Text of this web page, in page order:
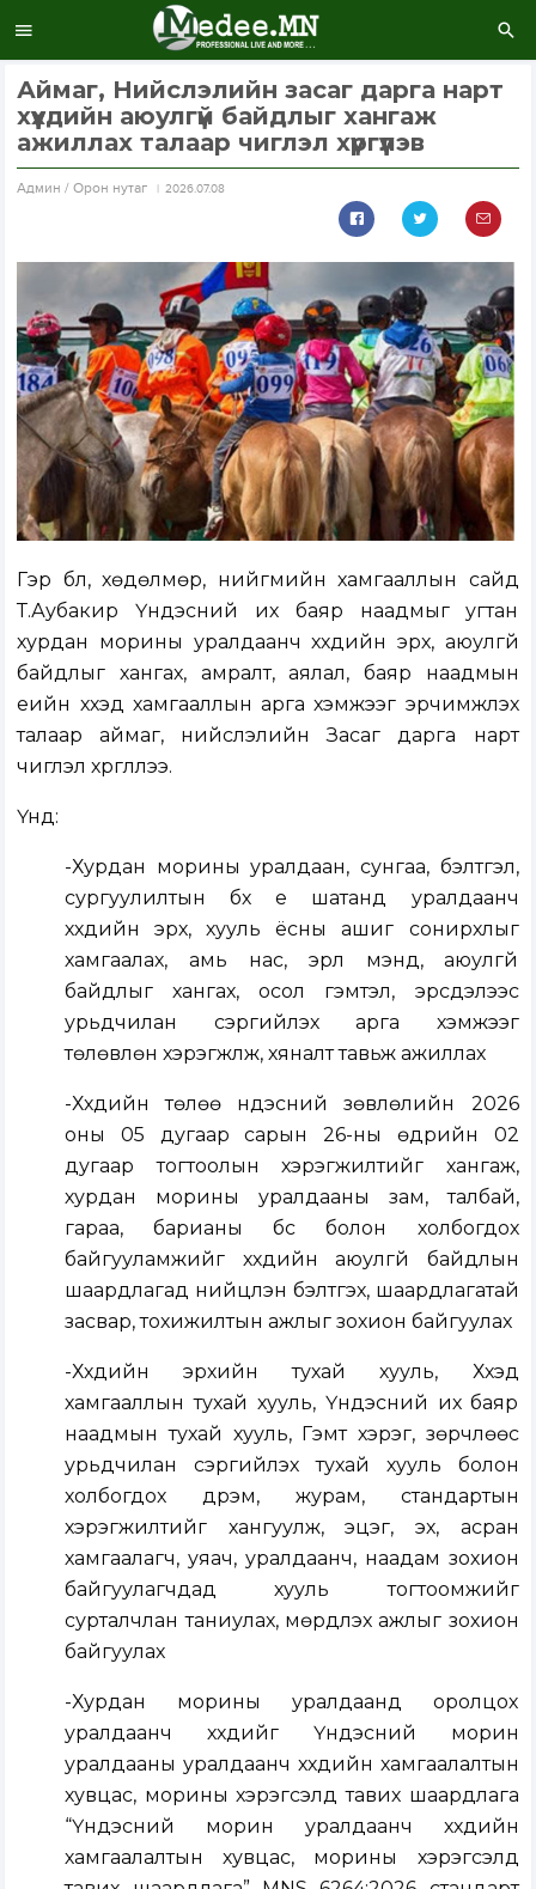
Аймаг, Нийслэлийн засаг дарга нарт
хүүхдийн аюулгүй байдлыг хангаж
ажиллах талаар чиглэл хүргүүлэв
Aдмин / Орон нутаг 2026.07.08
Гэр бүл, хөдөлмөр, нийгмийн хамгааллын сайд
Т.Аубакир Үндэсний их баяр наадмыг угтан
хурдан морины уралдаанч хүүхдийн эрх, аюулгүй
байдлыг хангах, амралт, аялал, баяр наадмын
үеийн хүүхэд хамгааллын арга хэмжээг эрчимжүүлэх
талаар аймаг, нийслэлийн Засаг дарга нарт
чиглэл хүргүүллээ.
Үүнд:
-Хурдан морины уралдаан, сунгаа, бэлтгэл,
сургуулилтын бүх үе шатанд уралдаанч
хүүхдийн эрх, хууль ёсны ашиг сонирхлыг
хамгаалах, амь нас, эрүүл мэнд, аюулгүй
байдлыг хангах, осол гэмтэл, эрсдэлээс
урьдчилан сэргийлэх арга хэмжээг
төлөвлөн хэрэгжүүлж, хяналт тавьж ажиллах
-Хүүхдийн төлөө үндэсний зөвлөлийн 2026
оны 05 дугаар сарын 26-ны өдрийн 02
дугаар тогтоолын хэрэгжилтийг хангаж,
хурдан морины уралдааны зам, талбай,
гараа, барианы бүс болон холбогдох
байгууламжийг хүүхдийн аюулгүй байдлын
шаардлагад нийцүүлэн бэлтгэх, шаардлагатай
засвар, тохижилтын ажлыг зохион байгуулах
-Хүүхдийн эрхийн тухай хууль, Хүүхэд
хамгааллын тухай хууль, Үндэсний их баяр
наадмын тухай хууль, Гэмт хэрэг, зөрчлөөс
урьдчилан сэргийлэх тухай хууль болон
холбогдох дүрэм, журам, стандартын
хэрэгжилтийг хангуулж, эцэг, эх, асран
хамгаалагч, уяач, уралдаанч, наадам зохион
байгуулагчдад хууль тогтоомжийг
сурталчлан таниулах, мөрдүүлэх ажлыг зохион
байгуулах
-Хурдан морины уралдаанд оролцох
уралдаанч хүүхдийг Үндэсний морин
уралдааны уралдаанч хүүхдийн хамгаалалтын
хувцас, морины хэрэгсэлд тавих шаардлага
“Үндэсний морин уралдаанч хүүхдийн
хамгаалалтын хувцас, морины хэрэгсэлд